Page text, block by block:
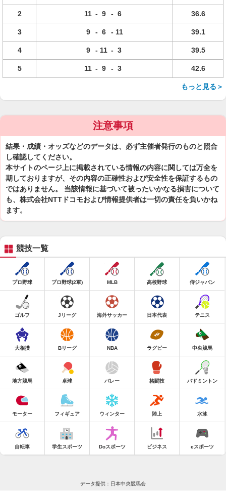
2 11 - 9 - 6 36.6
3 9 - 6 - 11 39.1
4 9 - 11 - 3 39.5
5 11 - 9 - 3 42.6
もっと見る＞
注意事項
結果・成績・オッズなどのデータは、必ず主催者発行のものと照合
し確認してください。
本サイトのページ上に掲載されている情報の内容に関しては万全を
期しておりますが、その内容の正確性および安全性を保証するもの
ではありません。 当該情報に基づいて被ったいかなる損害について
も、株式会社NTTドコモおよび情報提供者は一切の責任を負いかね
ます。
競技一覧
プロ野球 プロ野球(2軍) MLB 高校野球 侍ジャパン
ゴルフ Jリーグ 海外サッカー 日本代表 テニス
大相撲 Bリーグ NBA ラグビー 中央競馬
地方競馬 卓球 バレー 格闘技 バドミントン
モーター フィギュア ウィンター 陸上 水泳
自転車 学生スポーツ Doスポーツ ビジネス eスポーツ
データ提供：日本中央競馬会